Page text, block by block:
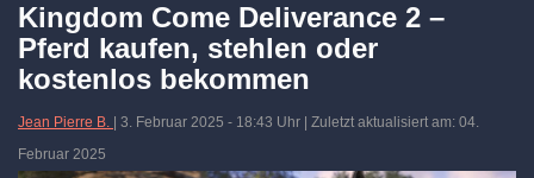
Kingdom Come Deliverance 2 –
Pferd kaufen, stehlen oder
kostenlos bekommen
Jean Pierre B. 3. Februar 2025 - 18:43 Uhr | Zuletzt aktualisiert am: 04.
Februar 2025